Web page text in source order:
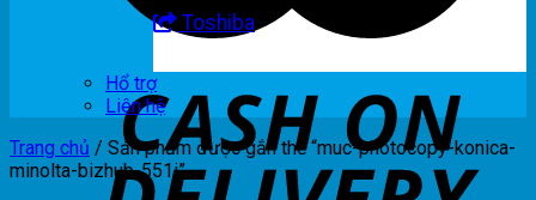
Toshiba
Hổ trợ
Liên hệ
Trang chủ / Sản phẩm được gắn thẻ “muc-photocopy-konica-
minolta-bizhub-551i”